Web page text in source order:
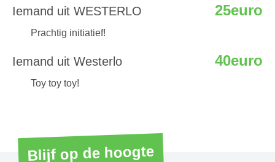
Iemand uit WESTERLO 25euro
Prachtig initiatief!
Iemand uit Westerlo 40euro
Toy toy toy!
Blijf op de hoogte